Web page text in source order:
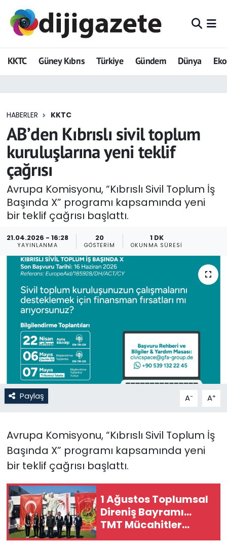
KKTC Güney Kıbrıs Türkiye Gündem Dünya
HABERLER KKTC
AB’den Kıbrıslı sivil toplum
kuruluşlarına yeni teklif
çağrısı
Avrupa Komisyonu, “Kıbrıslı Sivil Toplum İş
Başında X” programı kapsamında yeni
bir teklif çağrısı başlattı.
21.04.2026 - 16:28
YAYINLANMA
20
GÖSTERIM
1 DK
OKUNMA SÜRESI
Paylaş A- A+
Avrupa Komisyonu, “Kıbrıslı Sivil Toplum İş
Başında X” programı kapsamında yeni
bir teklif çağrısı başlattı.
1 Ağustos Toplumsal
Direniş Bayramı...
TMT Mücahitler
Derneği’nde tören
ADVERTORIAL
Dijigazete
Eğitim
Ekonomi
Foto Galeri
GEZİ
Güncel
Gündem
KKTC
KKTC YEREL SEÇİM 2018
Kültür Sanat
Magazin
Moda
Nöbetçi Eczaneler
Politika
Spor
Teknoloji
Hava Durumu
Trafik Durumu
Tüm Manşetler
Son Dakika Haberleri
Haber Arşivi